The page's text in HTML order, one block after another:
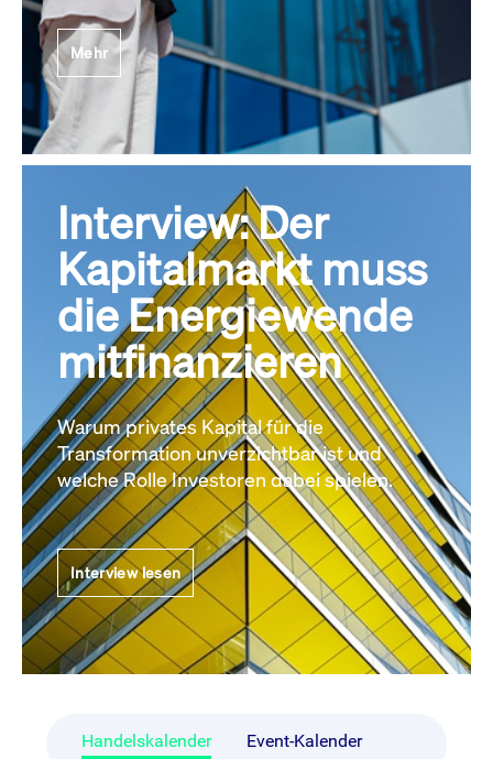
Mehr
Interview: Der
Kapitalmarkt muss
die Energiewende
mitfinanzieren
Warum privates Kapital für die
Transformation unverzichtbar ist und
welche Rolle Investoren dabei spielen.
Interview lesen
Handelskalender Event-Kalender